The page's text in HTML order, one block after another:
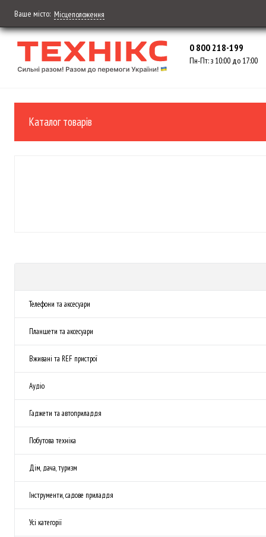
Ваше місто: Місцеположення
0 800 218-199
Пн-Пт: з 10:00 до 17:00
Каталог товарів
Телефони та аксесуари
Планшети та аксесуари
Вживані та REF пристрої
Аудіо
Гаджети та автоприладдя
Побутова техніка
Дім, дача, туризм
Інструменти, садове приладдя
Усі категорії